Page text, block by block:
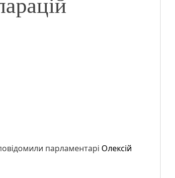
парламентарі Олексій